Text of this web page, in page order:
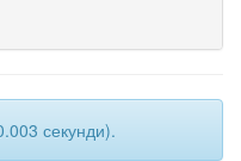
секунди).